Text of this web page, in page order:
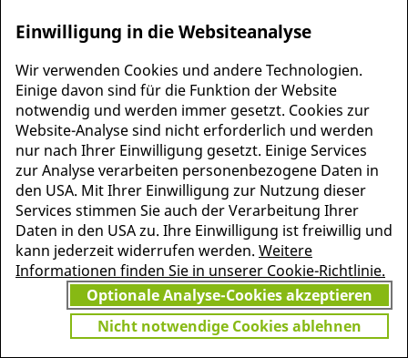
MEHR INFORMATIONEN
ZU PSCHYREMBEL
JETZT
GRATIS TESTEN
Einwilligung in die Websiteanalyse
Wir verwenden Cookies und andere Technologien.
Einige davon sind für die Funktion der Website
notwendig und werden immer gesetzt. Cookies zur
Website-Analyse sind nicht erforderlich und werden
nur nach Ihrer Einwilligung gesetzt. Einige Services
zur Analyse verarbeiten personenbezogene Daten in
den USA. Mit Ihrer Einwilligung zur Nutzung dieser
Services stimmen Sie auch der Verarbeitung Ihrer
Daten in den USA zu. Ihre Einwilligung ist freiwillig und
kann jederzeit widerrufen werden. Weitere
Informationen finden Sie in unserer Cookie-Richtlinie.
Optionale Analyse-Cookies akzeptieren
Nicht notwendige Cookies ablehnen